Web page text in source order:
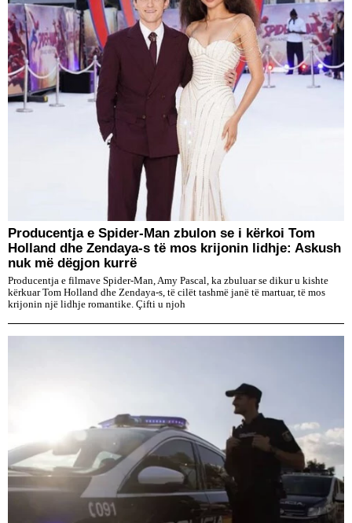
Producentja e Spider-Man zbulon se i kërkoi Tom
Holland dhe Zendaya-s të mos krijonin lidhje: Askush
nuk më dëgjon kurrë
Producentja e filmave Spider-Man, Amy Pascal, ka zbuluar se dikur u kishte
kërkuar Tom Holland dhe Zendaya-s, të cilët tashmë janë të martuar, të mos
krijonin një lidhje romantike. Çifti u njoh